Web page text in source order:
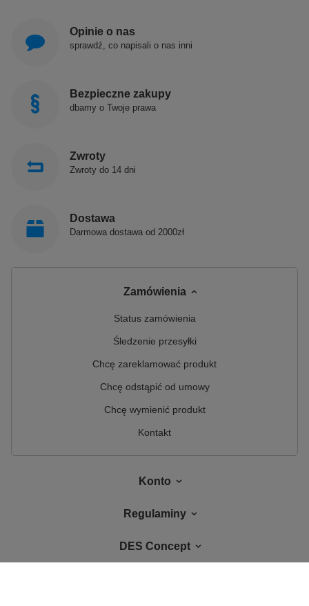
Opinie o nas
sprawdź, co napisali o nas inni
Bezpieczne zakupy
dbamy o Twoje prawa
Zwroty
Zwroty do 14 dni
Dostawa
Darmowa dostawa od 2000zł
Zamówienia
Status zamówienia
Śledzenie przesyłki
Chcę zareklamować produkt
Chcę odstąpić od umowy
Chcę wymienić produkt
Kontakt
Konto
Regulaminy
DES Concept